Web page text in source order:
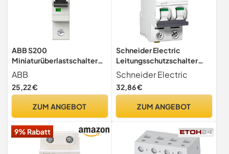
ABB S200
Miniaturüberlastschalter
Typ C, Pol 1-polig 500mA
253V ac,
Abschaltvermögen 10 kA
V dc, Packung a 1 Stück
ABB
25,22 €
ZUM ANGEBOT
Schneider Electric
Leitungsschutzschalter
Acti9 iC60N, 2-polig, 16A,
B-Charakteristik,
Artikelnummer A9F03216
Schneider Electric
32,86 €
ZUM ANGEBOT
9% Rabatt